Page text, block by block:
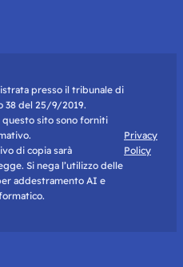
presso il tribunale di
38 del 25/9/2019.
questo sito sono forniti
di copia sarà
Si nega l’utilizzo delle
addestramento AI e
Privacy
Policy